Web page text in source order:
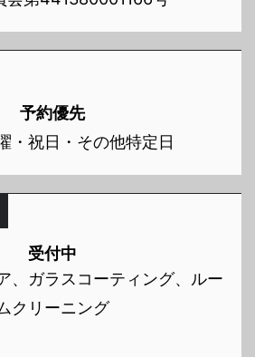
予約優先
・祝日・その他特定日
受付中
、ガラスコーティング、ルー
クリーニング